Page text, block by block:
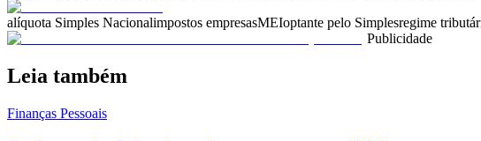
alíquota Simples Nacionalimpostos empresasMEIoptante pelo Simplesregime
Publicidade
Leia também
Finanças Pessoais